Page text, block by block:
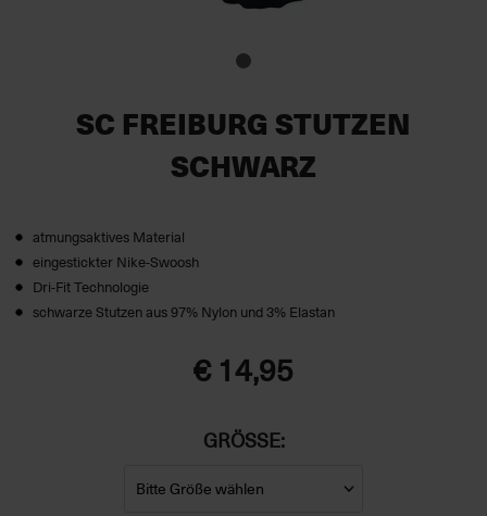
SC FREIBURG STUTZEN
SCHWARZ
atmungsaktives Material
eingestickter Nike-Swoosh
Dri-Fit Technologie
schwarze Stutzen aus 97% Nylon und 3% Elastan
€ 14,95
GRÖSSE: